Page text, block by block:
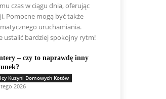
czas w ciągu dnia, oferując
Pomocne mogą być także
uruchamiania.
ustalić bardziej spokojny rytm!
– czy to naprawdę inny
Kuzyni Domowych Kotów
2026